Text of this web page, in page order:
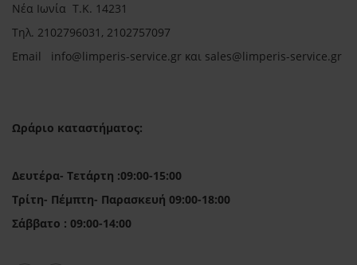
Νέα Ιωνία Τ.Κ. 14231
Τηλ. 2102796031, 2102757097
Email info@limperis-service.gr και sales@limperis-service.gr
Ωράριο καταστήματος:
Δευτέρα- Τετάρτη :09:00-15:00
Τρίτη- Πέμπτη- Παρασκευή 09:00-18:00
Σάββατο : 09:00-14:00